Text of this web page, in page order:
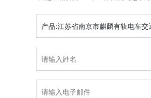
产品:江苏省南京市麒麟有轨电车交